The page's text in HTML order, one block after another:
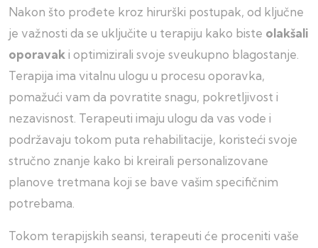
Nakon što prođete kroz hirurški postupak, od ključne
je važnosti da se uključite u terapiju kako biste olakšali
oporavak i optimizirali svoje sveukupno blagostanje.
Terapija ima vitalnu ulogu u procesu oporavka,
pomažući vam da povratite snagu, pokretljivost i
nezavisnost. Terapeuti imaju ulogu da vas vode i
podržavaju tokom puta rehabilitacije, koristeći svoje
stručno znanje kako bi kreirali personalizovane
planove tretmana koji se bave vašim specifičnim
potrebama.
Tokom terapijskih seansi, terapeuti će proceniti vaše